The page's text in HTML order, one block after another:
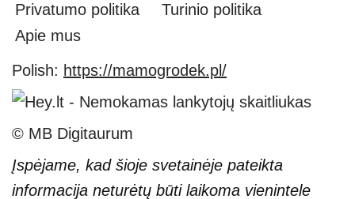
Privatumo politika
Turinio politika
Apie mus
Polish: https://mamogrodek.pl/
© MB Digitaurum
Įspėjame, kad šioje svetainėje pateikta
informacija neturėtų būti laikoma vienintele